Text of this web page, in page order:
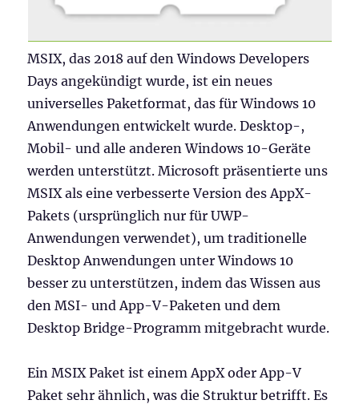
MSIX, das 2018 auf den Windows Developers
Days angekündigt wurde, ist ein neues
universelles Paketformat, das für Windows 10
Anwendungen entwickelt wurde. Desktop-,
Mobil- und alle anderen Windows 10-Geräte
werden unterstützt. Microsoft präsentierte uns
MSIX als eine verbesserte Version des AppX-
Pakets (ursprünglich nur für UWP-
Anwendungen verwendet), um traditionelle
Desktop Anwendungen unter Windows 10
besser zu unterstützen, indem das Wissen aus
den MSI- und App-V-Paketen und dem
Desktop Bridge-Programm mitgebracht wurde.
Ein MSIX Paket ist einem AppX oder App-V
Paket sehr ähnlich, was die Struktur betrifft. Es